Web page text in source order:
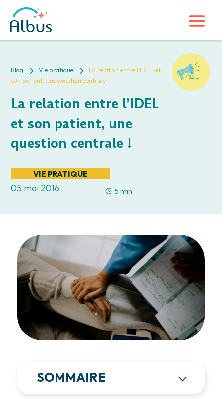
Blog 5 Vie pratique 5
La relation entre l’IDEL et
son patient, une question centrale !
La relation entre l’IDEL
et son patient, une
question centrale !
VIE PRATIQUE
05 mai 2016 5 min
SOMMAIRE